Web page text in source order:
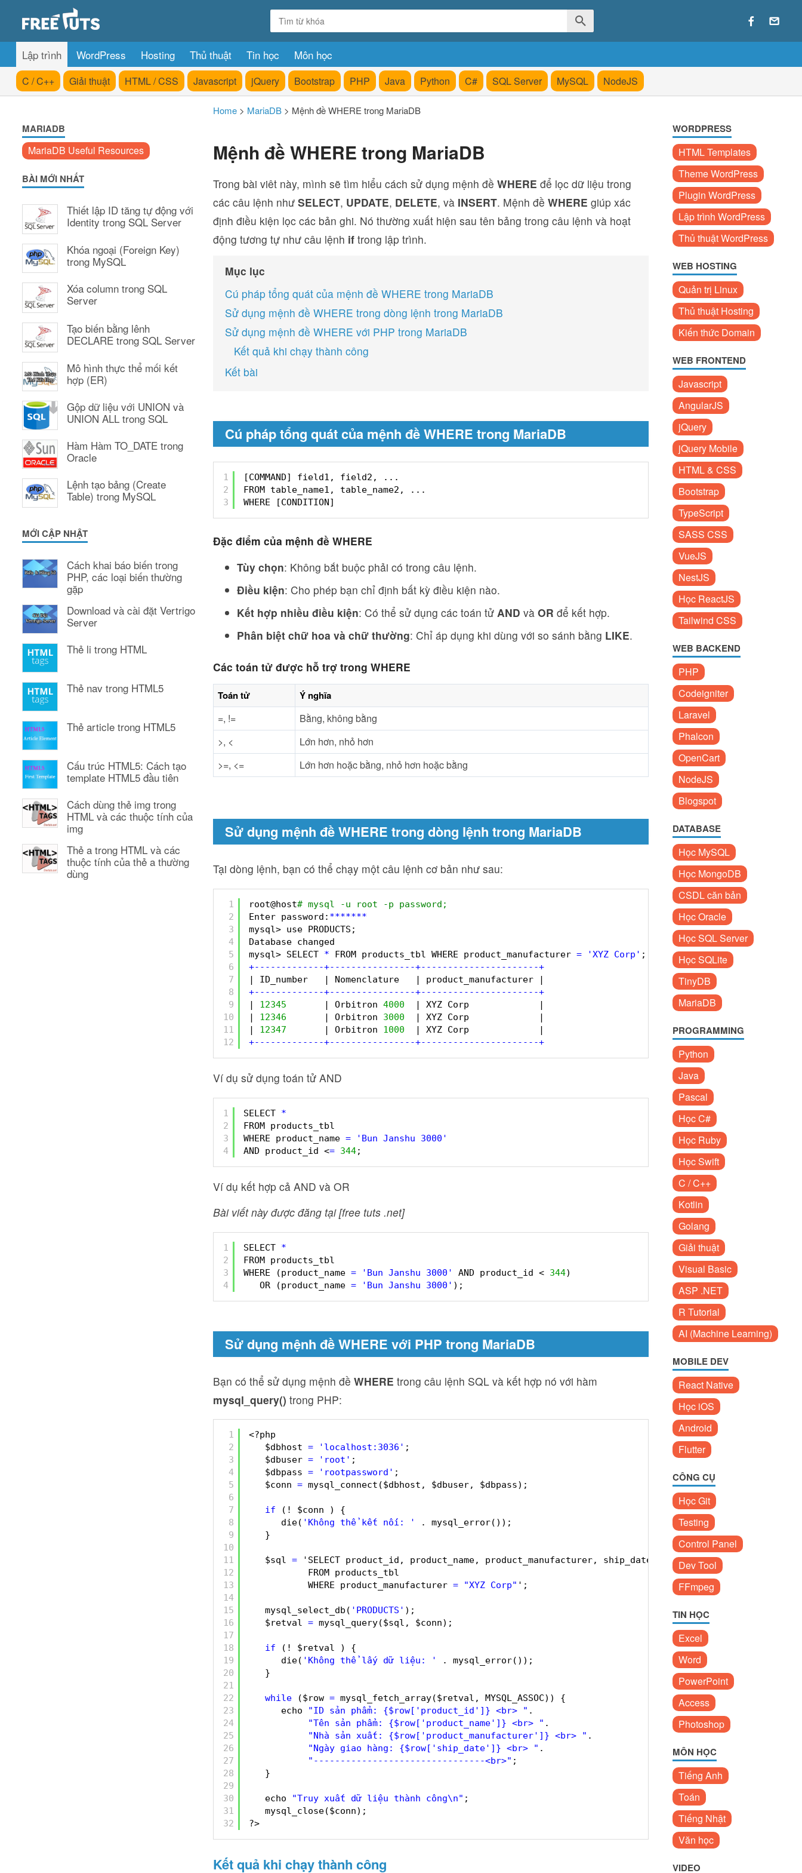
Lập trình WordPress Hosting Thủ thuật Tin học Môn học
C / C++ Giải thuật HTML / CSS Javascript jQuery Bootstrap PHP Java Python C# SQL Server MySQL NodeJS
MARIADB
MariaDB Useful Resources
BÀI MỚI NHẤT
Thiết lập ID tăng tự động với
Identity trong SQL Server
Khóa ngoại (Foreign Key)
trong MySQL
Xóa column trong SQL
Server
Tạo biến bằng lênh
DECLARE trong SQL Server
Mô hình thực thể mối kết
hợp (ER)
Gộp dữ liệu với UNION và
UNION ALL trong SQL
Hàm Hàm TO_DATE trong
Oracle
Lệnh tạo bảng (Create
Table) trong MySQL
MỚI CẬP NHẬT
Cách khai báo biến trong
PHP, các loại biến thường
gặp
Download và cài đặt Vertrigo
Server
Thẻ li trong HTML
Thẻ nav trong HTML5
Thẻ article trong HTML5
Cấu trúc HTML5: Cách tạo
template HTML5 đầu tiên
Cách dùng thẻ img trong
HTML và các thuộc tính của
img
Thẻ a trong HTML và các
thuộc tính của thẻ a thường
dùng
Home > MariaDB > Mệnh đề WHERE trong MariaDB
Mệnh đề WHERE trong MariaDB
Trong bài viêt này, mình sẽ tìm hiểu cách sử dụng mệnh đề WHERE để lọc dữ liệu trong
các câu lệnh như SELECT, UPDATE, DELETE, và INSERT. Mệnh đề WHERE giúp xác
định điều kiện lọc các bản ghi. Nó thường xuất hiện sau tên bảng trong câu lệnh và hoạt
động tương tự như câu lệnh if trong lập trình.
Mục lục
Cú pháp tổng quát của mệnh đề WHERE trong MariaDB
Sử dụng mệnh đề WHERE trong dòng lệnh trong MariaDB
Sử dụng mệnh đề WHERE với PHP trong MariaDB
Kết quả khi chạy thành công
Kết bài
Cú pháp tổng quát của mệnh đề WHERE trong MariaDB
1
2
3
[COMMAND] field1, field2, ...
FROM table_name1, table_name2, ...
WHERE [CONDITION]
Đặc điểm của mệnh đề WHERE
Tùy chọn: Không bắt buộc phải có trong câu lệnh.
Điều kiện: Cho phép bạn chỉ định bất kỳ điều kiện nào.
Kết hợp nhiều điều kiện: Có thể sử dụng các toán tử AND và OR để kết hợp.
Phân biệt chữ hoa và chữ thường: Chỉ áp dụng khi dùng với so sánh bằng LIKE.
Các toán tử được hỗ trợ trong WHERE
Toán tử Ý nghĩa
=, !=
Bằng, không bằng
>, <
Lớn hơn, nhỏ hơn
>=, <=
Lớn hơn hoặc bằng, nhỏ hơn hoặc bằng
Sử dụng mệnh đề WHERE trong dòng lệnh trong MariaDB
Tại dòng lệnh, bạn có thể chạy một câu lệnh cơ bản như sau:
1
2
3
4
5
6
7
8
9
10
11
12
root@host# mysql -u root -p password;
Enter password: *******
mysql> use PRODUCTS;
Database changed
mysql> SELECT * FROM products_tbl WHERE product_manufacturer = 'XYZ Corp' ;
+- - - - - - - - - - - - -+- - - - - - - - - - - - - - - -+- - - - - - - - - - - - - - - - - - - - - -+
| ID_number   | Nomenclature   | product_manufacturer |
+- - - - - - - - - - - - -+- - - - - - - - - - - - - - - -+- - - - - - - - - - - - - - - - - - - - - -+
| 12345 | Orbitron 4000
| XYZ Corp             |
| 12346 | Orbitron 3000
| XYZ Corp             |
| 12347 | Orbitron 1000
| XYZ Corp             |
+- - - - - - - - - - - - -+- - - - - - - - - - - - - - - -+- - - - - - - - - - - - - - - - - - - - - -+
Ví dụ sử dụng toán tử AND
1
2
3
4
SELECT *
FROM products_tbl
WHERE product_name =
'Bun Janshu 3000'
AND product_id <= 344;
Ví dụ kết hợp cả AND và OR
Bài viết này được đăng tại [free tuts .net]
1
2
3
4
SELECT *
FROM products_tbl
WHERE (product_name = 'Bun Janshu 3000' AND product_id < 344)
OR (product_name = 'Bun Janshu 3000' );
Sử dụng mệnh đề WHERE với PHP trong MariaDB
Bạn có thể sử dụng mệnh đề WHERE trong câu lệnh SQL và kết hợp nó với hàm
mysql_query() trong PHP:
1
2
3
4
5
6
7
8
9
10
11
12
13
14
15
16
17
18
19
20
21
22
23
24
25
26
27
28
29
30
31
32
<?php
$dbhost = 'localhost:3036' ;
$dbuser = 'root' ;
$dbpass = 'rootpassword' ;
$conn = mysql_connect($dbhost, $dbuser, $dbpass);
if
(! $conn ) {
die( 'Không thể kết nối: '
. mysql_error());
}
$sql =
'SELECT product_id, product_name, product_manufacturer, ship_date
FROM products_tbl
WHERE product_manufacturer = "XYZ Corp" ';
mysql_select_db( 'PRODUCTS' );
$retval = mysql_query($sql, $conn);
if
(! $retval ) {
die( 'Không thể lấy dữ liệu: '
. mysql_error());
}
while ($row = mysql_fetch_array($retval, MYSQL_ASSOC)) {
echo
"ID sản phẩm: {$row['product_id']} <br> " .
"Tên sản phẩm: {$row['product_name']} <br> " .
"Nhà sản xuất: {$row['product_manufacturer']} <br> " .
"Ngày giao hàng: {$row['ship_date']} <br> " .
"--------------------------------<br>" ;
}
echo "Truy xuất dữ liệu thành công\n" ;
mysql_close($conn);
?>
Kết quả khi chạy thành công
WORDPRESS
HTML Templates
Theme WordPress
Plugin WordPress
Lập trình WordPress
Thủ thuật WordPress
WEB HOSTING
Quản trị Linux
Thủ thuật Hosting
Kiến thức Domain
WEB FRONTEND
Javascript
AngularJS
jQuery
jQuery Mobile
HTML & CSS
Bootstrap
TypeScript
SASS CSS
VueJS
NestJS
Học ReactJS
Tailwind CSS
WEB BACKEND
PHP
Codeigniter
Laravel
Phalcon
OpenCart
NodeJS
Blogspot
DATABASE
Học MySQL
Học MongoDB
CSDL căn bản
Học Oracle
Học SQL Server
Học SQLite
TinyDB
MariaDB
PROGRAMMING
Python
Java
Pascal
Học C#
Học Ruby
Học Swift
C / C++
Kotlin
Golang
Giải thuật
Visual Basic
ASP .NET
R Tutorial
AI (Machine Learning)
MOBILE DEV
React Native
Học iOS
Android
Flutter
CÔNG CỤ
Học Git
Testing
Control Panel
Dev Tool
FFmpeg
TIN HỌC
Excel
Word
PowerPoint
Access
Photoshop
MÔN HỌC
Tiếng Anh
Toán
Tiếng Nhật
Văn học
VIDEO